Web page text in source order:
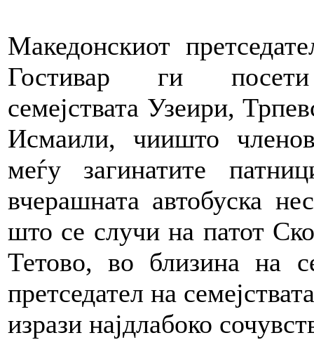
Македонскиот
Гостивар ги
семејствата Узеири,
Исмаили, чиишто
меѓу загинатите
вчерашната автобуска
што се случи на патот
Тетово, во близина на
претседател на
изрази најдлабоко